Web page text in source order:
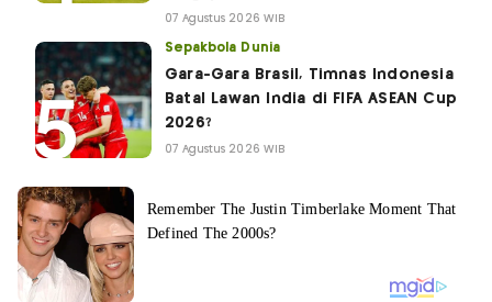
07 Agustus 2026 WIB
Sepakbola Dunia
Gara-Gara Brasil, Timnas Indonesia
Batal Lawan India di FIFA ASEAN Cup
2026?
07 Agustus 2026 WIB